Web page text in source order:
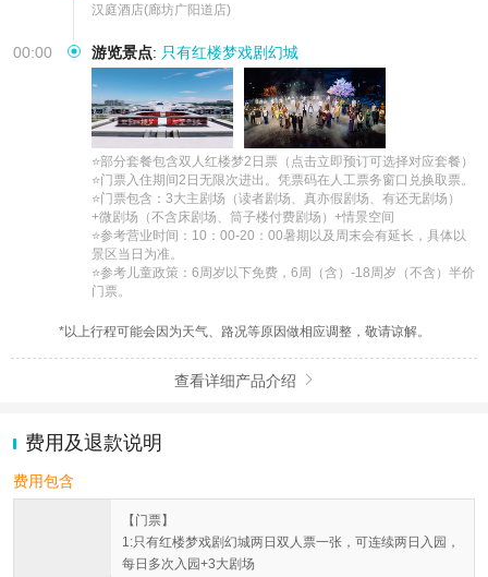
汉庭酒店(廊坊广阳道店)
00:00 游览景点: 只有红楼梦戏剧幻城
⭐部分套餐包含双人红楼梦2日票（点击立即预订可选择对应套餐）
⭐门票入住期间2日无限次进出。凭票码在人工票务窗口兑换取票。
⭐门票包含：3大主剧场（读者剧场、真亦假剧场、有还无剧场）
+微剧场（不含床剧场、筒子楼付费剧场）+情景空间
⭐参考营业时间：10：00-20：00暑期以及周末会有延长，具体以
景区当日为准。
⭐参考儿童政策：6周岁以下免费，6周（含）-18周岁（不含）半价
门票。
*以上行程可能会因为天气、路况等原因做相应调整，敬请谅解。
查看详细产品介绍 
费用及退款说明
费用包含
【门票】
1:只有红楼梦戏剧幻城两日双人票一张，可连续两日入园，
每日多次入园+3大剧场